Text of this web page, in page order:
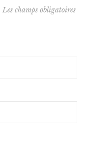
Les champs obligatoires